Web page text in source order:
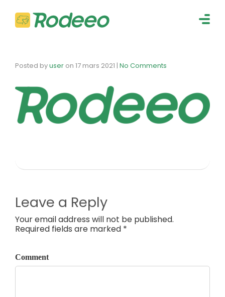
Posted byuser on 17 mars 2021 | No Comments
Leave a Reply
Your email address will not be published.
Required fields are marked *
Comment